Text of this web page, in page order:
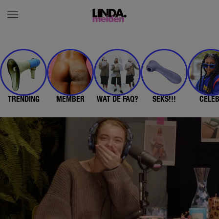
TRENDING MEMBER WAT DE FAQ? SEKS!!!